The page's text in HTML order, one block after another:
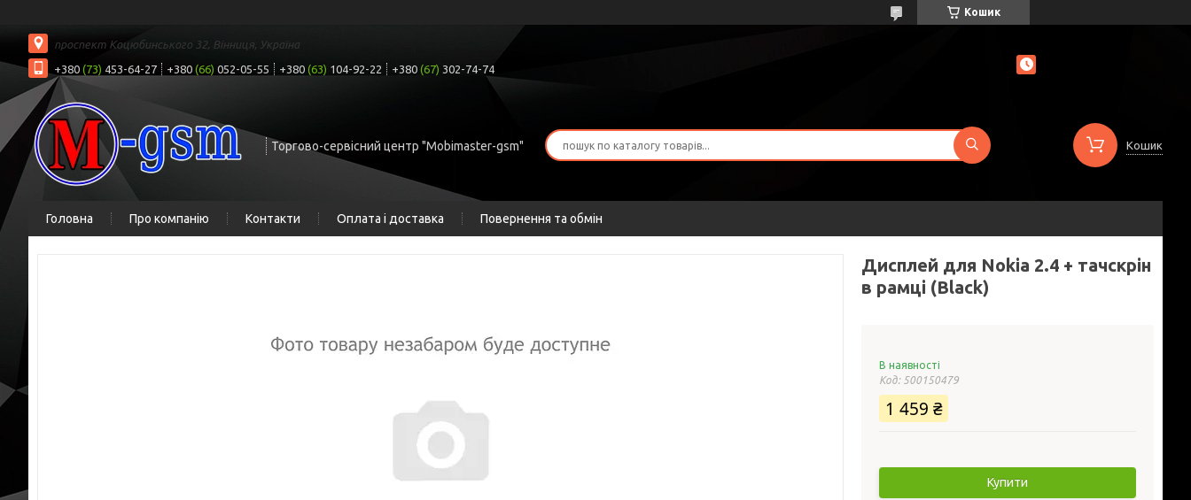
Кошик
проспект Коцюбинського 32, Вінниця, Україна
+380 (73) 453-64-27 +380 (66) 052-05-55 +380 (63) 104-92-22 +380 (67) 302-74-74
Торгово-сервісний центр "Mobimaster-gsm" Кошик
Головна Про компанію Контакти Оплата і доставка Повернення та обмін
Дисплей для Nokia 2.4 + тачскрін
в рамці (Black)
В наявності
Код: 500150479
1 459 ₴
Купити